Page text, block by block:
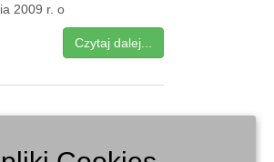
2009 r. o
Czytaj dalej...